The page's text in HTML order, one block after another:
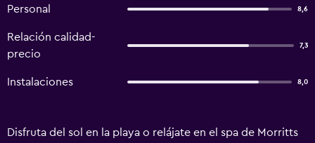
Personal 8,6
Relación calidad-
precio
7,3
Instalaciones 8,0
Disfruta del sol en la playa o relájate en el spa de Morritts